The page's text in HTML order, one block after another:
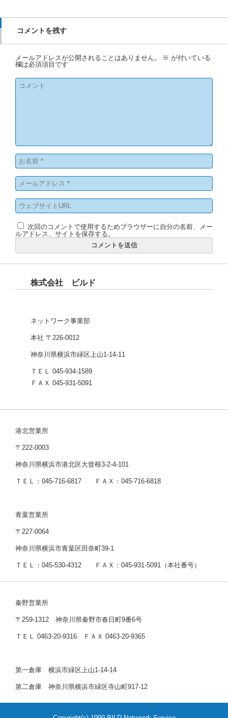
コメントを残す
メールアドレスが公開されることはありません。 ※ が付いている
欄は必須項目です
次回のコメントで使用するためブラウザーに自分の名前、メー
ルアドレス、サイトを保存する。
株式会社 ビルド
ネットワーク事業部
本社 〒226-0012
神奈川県横浜市緑区上山1-14-11
ＴＥＬ 045-934-1589
ＦＡＸ 045-931-5091
港北営業所
〒222-0003
神奈川県横浜市港北区大曾根3-2-4-101
ＴＥＬ：045-716-6817 ＦＡＸ：045-716-6818
青葉営業所
〒227-0064
神奈川県横浜市青葉区田奈町39-1
ＴＥＬ：045-530-4312 ＦＡＸ：045-931-5091（本社番号）
秦野営業所
〒259-1312 神奈川県秦野市春日町9番6号
ＴＥＬ 0463-20-9316 ＦＡＸ 0463-20-9365
第一倉庫 横浜市緑区上山1-14-14
第二倉庫 神奈川県横浜市緑区寺山町917-12